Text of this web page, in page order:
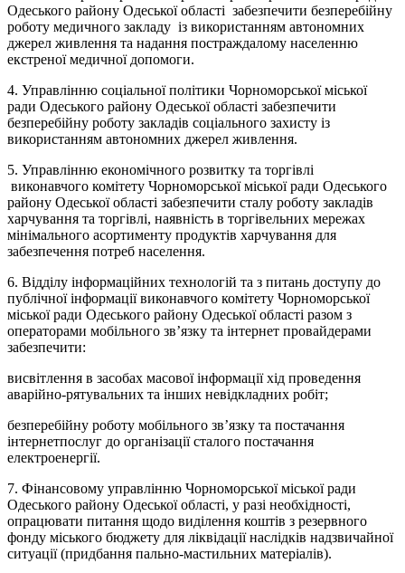
Одеського району Одеської області забезпечити безперебійну
роботу медичного закладу із використанням автономних
джерел живлення та надання постраждалому населенню
екстреної медичної допомоги.
4. Управлінню соціальної політики Чорноморської міської
ради Одеського району Одеської області забезпечити
безперебійну роботу закладів соціального захисту із
використанням автономних джерел живлення.
5. Управлінню економічного розвитку та торгівлі
виконавчого комітету Чорноморської міської ради Одеського
району Одеської області забезпечити сталу роботу закладів
харчування та торгівлі, наявність в торгівельних мережах
мінімального асортименту продуктів харчування для
забезпечення потреб населення.
6. Відділу інформаційних технологій та з питань доступу до
публічної інформації виконавчого комітету Чорноморської
міської ради Одеського району Одеської області разом з
операторами мобільного зв’язку та інтернет провайдерами
забезпечити:
висвітлення в засобах масової інформації хід проведення
аварійно-рятувальних та інших невідкладних робіт;
безперебійну роботу мобільного зв’язку та постачання
інтернетпослуг до організації сталого постачання
електроенергії.
7. Фінансовому управлінню Чорноморської міської ради
Одеського району Одеської області, у разі необхідності,
опрацювати питання щодо виділення коштів з резервного
фонду міського бюджету для ліквідації наслідків надзвичайної
ситуації (придбання пально-мастильних матеріалів).